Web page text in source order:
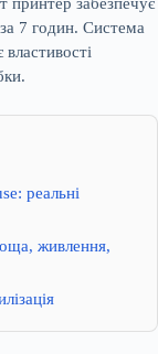
7 годин. Система
реальні
живлення,